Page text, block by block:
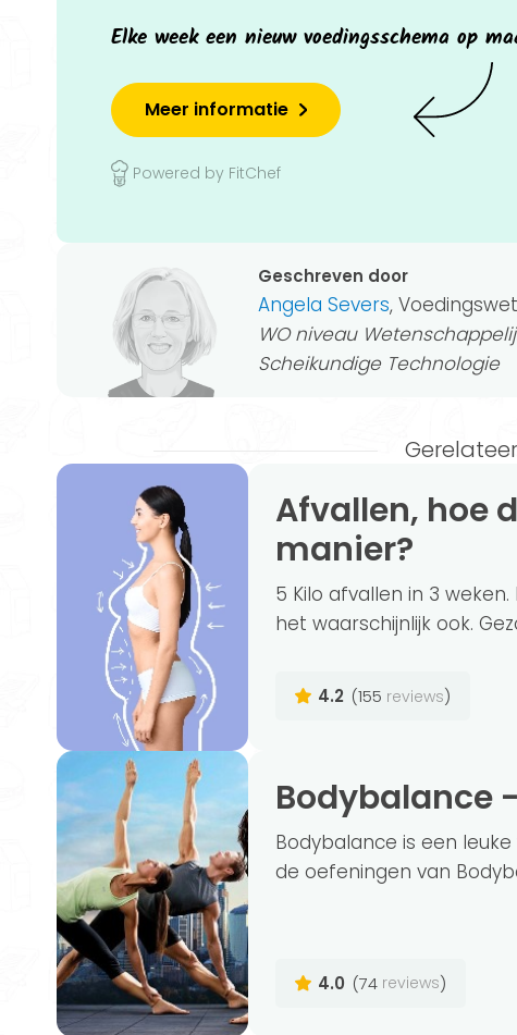
Elke week een nieuw voedingsschema op
Meer informatie
Powered by FitChef
Geschreven door
Angela Severs,
WO niveau
Scheikundige Technologie
Afvallen, hoe doe je dat op een gezonde
manier?
5 Kilo afvallen in 3
het waarschijnlijk ook.
4.2 (155 reviews)
Bodybalance is een
de oefeningen van
4.0 (74 reviews)